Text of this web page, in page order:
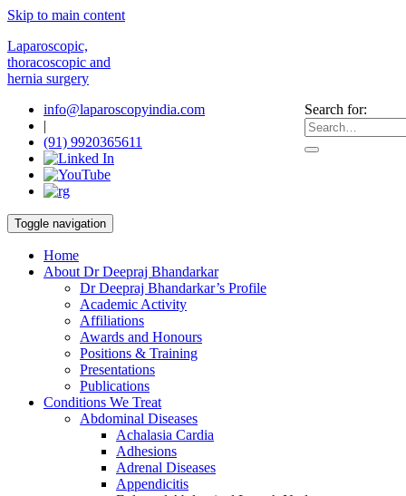
Skip to main content
Laparoscopic,
thoracoscopic and
hernia surgery
Search for:
info@laparoscopyindia.com
|
(91) 9920365611
Toggle navigation
Home
About Dr Deepraj Bhandarkar
Dr Deepraj Bhandarkar’s Profile
Academic Activity
Affiliations
Awards and Honours
Positions & Training
Presentations
Publications
Conditions We Treat
Abdominal Diseases
Achalasia Cardia
Adhesions
Adrenal Diseases
Appendicitis